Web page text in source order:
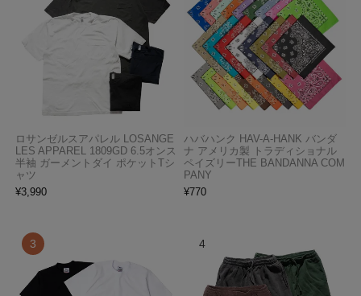
ロサンゼルスアパレル LOSANGE
LES APPAREL 1809GD 6.5オンス
半袖 ガーメントダイ ポケットTシ
ャツ
¥3,990
ハバハンク HAV-A-HANK バンダ
ナ アメリカ製 トラディショナル
ペイズリーTHE BANDANNA COM
PANY
¥770